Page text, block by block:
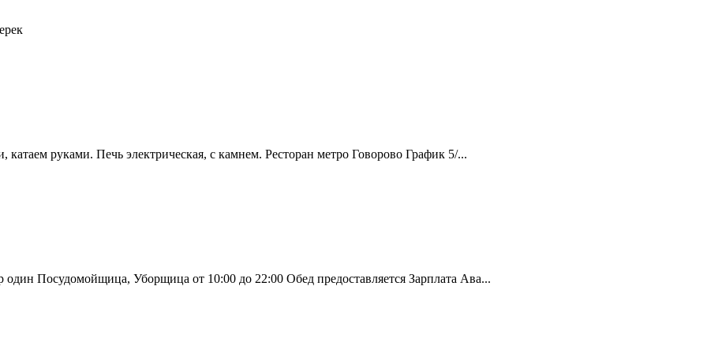
руками. Печь электрическая, с камнем. Ресторан метро Говорово График 5/...
Посудомойщица, Уборщица от 10:00 до 22:00 Обед предоставляется Зарплата Ава...